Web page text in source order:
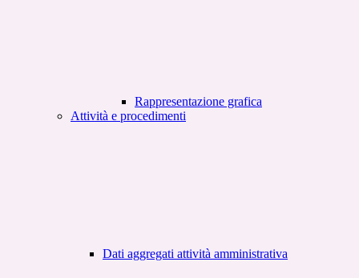
Rappresentazione grafica
Attività e procedimenti
Dati aggregati attività amministrativa